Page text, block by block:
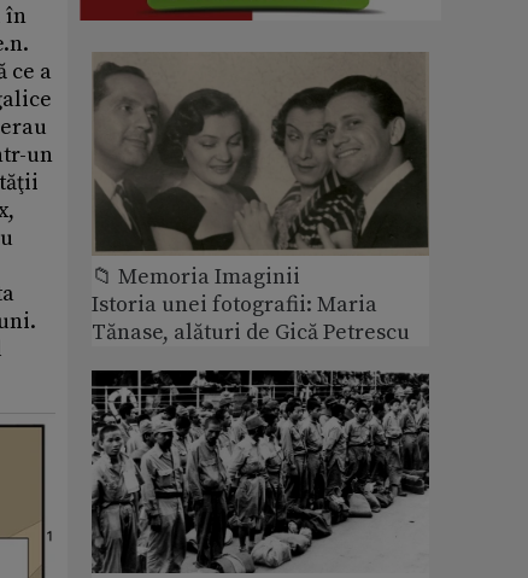
în
ce a
un
📁 Memoria Imaginii
Istoria unei fotografii: Maria
Tănase, alături de Gică Petrescu